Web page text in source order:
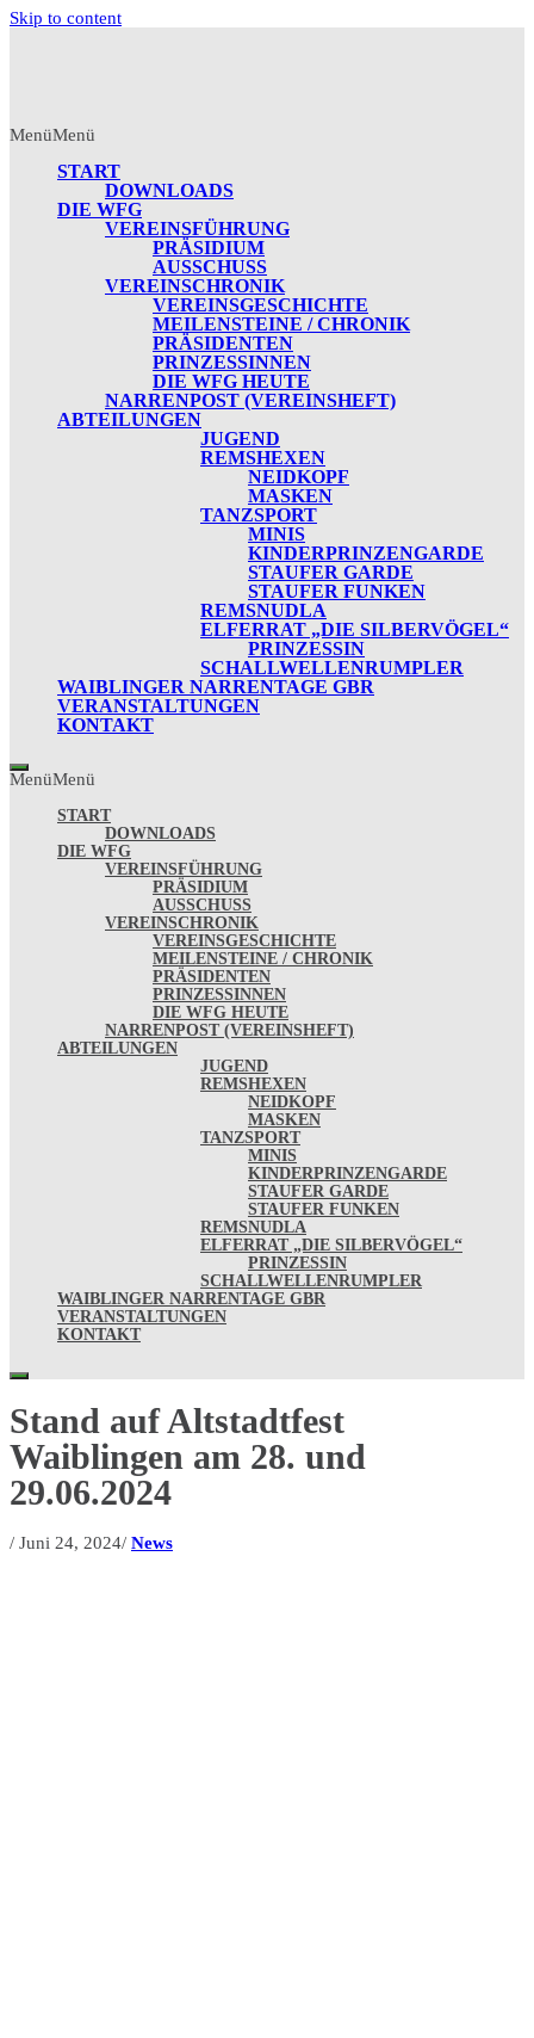
Skip to content
MenüMenü
START
DOWNLOADS
DIE WFG
VEREINSFÜHRUNG
PRÄSIDIUM
AUSSCHUSS
VEREINSCHRONIK
VEREINSGESCHICHTE
MEILENSTEINE / CHRONIK
PRÄSIDENTEN
PRINZESSINNEN
DIE WFG HEUTE
NARRENPOST (VEREINSHEFT)
ABTEILUNGEN
JUGEND
REMSHEXEN
NEIDKOPF
MASKEN
TANZSPORT
MINIS
KINDERPRINZENGARDE
STAUFER GARDE
STAUFER FUNKEN
REMSNUDLA
ELFERRAT „DIE SILBERVÖGEL“
PRINZESSIN
SCHALLWELLENRUMPLER
WAIBLINGER NARRENTAGE GBR
VERANSTALTUNGEN
KONTAKT
MenüMenü
START
DOWNLOADS
DIE WFG
VEREINSFÜHRUNG
PRÄSIDIUM
AUSSCHUSS
VEREINSCHRONIK
VEREINSGESCHICHTE
MEILENSTEINE / CHRONIK
PRÄSIDENTEN
PRINZESSINNEN
DIE WFG HEUTE
NARRENPOST (VEREINSHEFT)
ABTEILUNGEN
JUGEND
REMSHEXEN
NEIDKOPF
MASKEN
TANZSPORT
MINIS
KINDERPRINZENGARDE
STAUFER GARDE
STAUFER FUNKEN
REMSNUDLA
ELFERRAT „DIE SILBERVÖGEL“
PRINZESSIN
SCHALLWELLENRUMPLER
WAIBLINGER NARRENTAGE GBR
VERANSTALTUNGEN
KONTAKT
Stand auf Altstadtfest
Waiblingen am 28. und
29.06.2024
/ Juni 24, 2024/ News